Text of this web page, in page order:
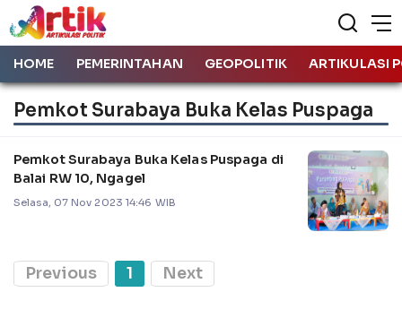
HOME PEMERINTAHAN GEOPOLITIK ARTIKULASI
Pemkot Surabaya Buka Kelas Puspaga
Pemkot Surabaya Buka Kelas Puspaga di
Balai RW 10, Ngagel
Selasa, 07 Nov 2023 14:46 WIB
Previous 1 Next